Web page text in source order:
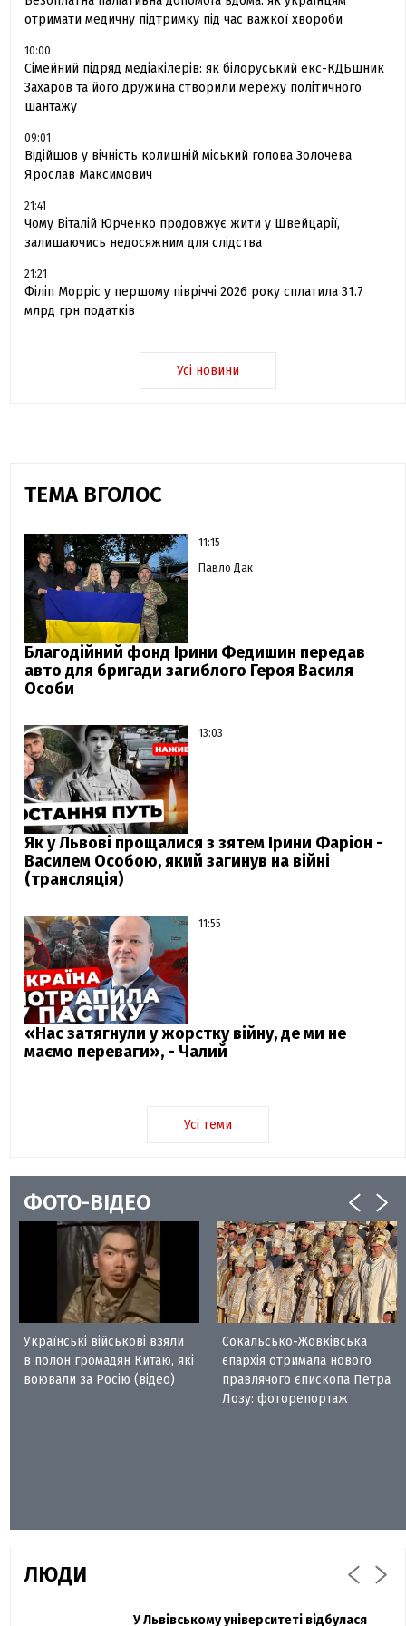
отримати медичну підтримку під час важкої хвороби
10:00
Сімейний підряд медіакілерів: як білоруський екс-КДБшник
Захаров та його дружина створили мережу політичного
шантажу
09:01
Відійшов у вічність колишній міський голова Золочева
Ярослав Максимович
21:41
Чому Віталій Юрченко продовжує жити у Швейцарії,
залишаючись недосяжним для слідства
21:21
Філіп Морріс у першому півріччі 2026 року сплатила 31.7
млрд грн податків
Усі новини
ТЕМА ВГОЛОС
11:15
Павло Дак
Благодійний фонд Ірини Федишин передав
авто для бригади загиблого Героя Василя
Особи
13:03
Як у Львові прощалися з зятем Ірини Фаріон -
Василем Особою, який загинув на війні
(трансляція)
11:55
«Нас затягнули у жорстку війну, де ми не
маємо переваги», - Чалий
Усі теми
ФОТО-ВІДЕО
Українські військові взяли
в полон громадян Китаю, які
воювали за Росію (відео)
Сокальсько-Жовківська
єпархія отримала нового
правлячого єпископа Петра
Лозу: фоторепортаж
ЛЮДИ
Павло Дак
Захисник "Азовсталі" Діанов вдруге
У Львівському університеті відбулася